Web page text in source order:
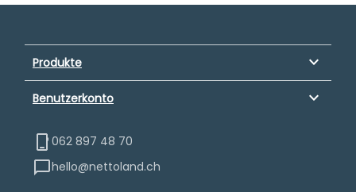
Produkte keyboard_arrow_down
Benutzerkonto keyboard_arrow_down
062 897 48 70
hello@nettoland.ch